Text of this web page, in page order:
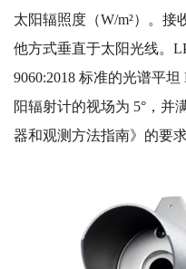
太阳辐照度（W/m²）。
他方式垂直于太阳光线。
9060:2018 标准的光谱平
阳辐射计的视场为 5°，并
器和观测方法指南》的要求